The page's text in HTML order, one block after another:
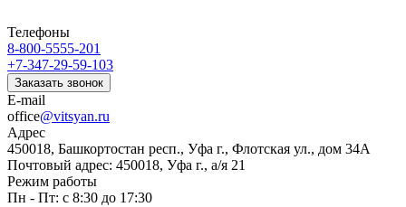
Телефоны
8-800-5555-201
+7-347-29-59-103
Заказать звонок
E-mail
office@vitsyan.ru
Адрес
450018, Башкортостан респ., Уфа г., Флотская ул., дом 34А
Почтовый адрес: 450018, Уфа г., а/я 21
Режим работы
Пн - Пт: с 8:30 до 17:30